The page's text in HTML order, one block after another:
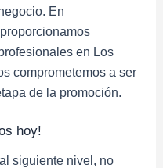
En
en Los
comprometemos a ser
de la promoción.
hoy!
siguiente nivel, no